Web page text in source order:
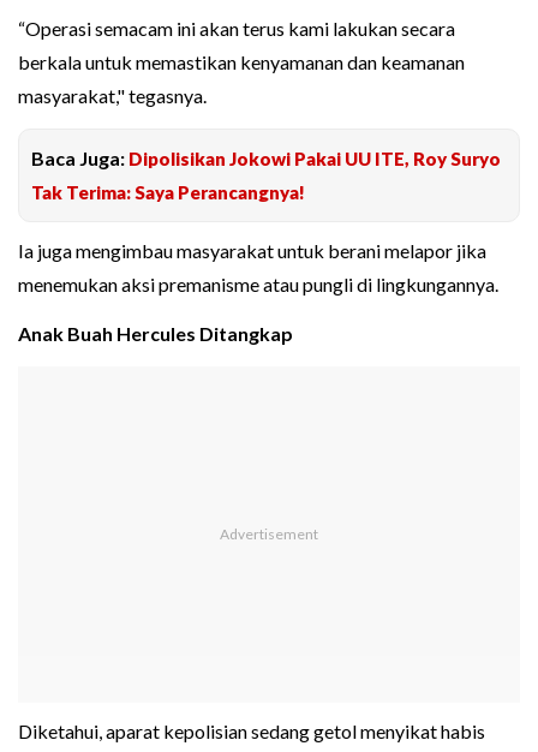
“Operasi semacam ini akan terus kami lakukan secara
berkala untuk memastikan kenyamanan dan keamanan
masyarakat," tegasnya.
Baca Juga: Dipolisikan Jokowi Pakai UU ITE, Roy Suryo
Tak Terima: Saya Perancangnya!
Ia juga mengimbau masyarakat untuk berani melapor jika
menemukan aksi premanisme atau pungli di lingkungannya.
Anak Buah Hercules Ditangkap
Diketahui, aparat kepolisian sedang getol menyikat habis